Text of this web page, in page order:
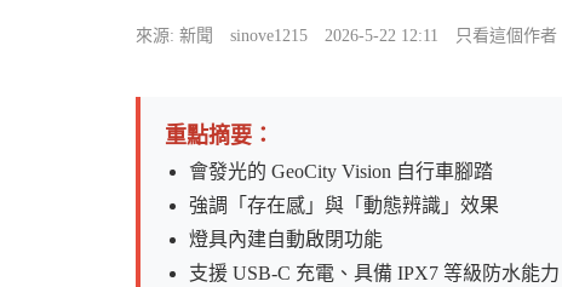
來源: 新聞 sinove1215 2026-5-22 12:11 只看這個作者
重點摘要：
會發光的 GeoCity Vision 自行車腳踏
強調「存在感」與「動態辨識」效果
燈具內建自動啟閉功能
支援 USB-C 充電、具備 IPX7 等級防水能力